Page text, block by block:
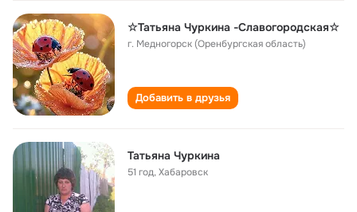
☆Татьяна Чуркина -Славогородская☆
г. Медногорск (Оренбургская область)
Добавить в друзья
Татьяна Чуркина
51 год,Хабаровск